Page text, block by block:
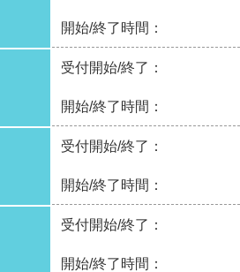
開始/終了時間：
受付開始/終了：
開始/終了時間：
受付開始/終了：
開始/終了時間：
受付開始/終了：
開始/終了時間：